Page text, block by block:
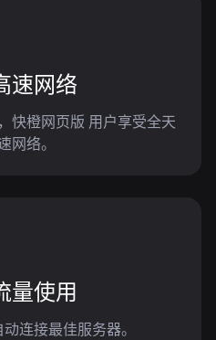
速网络
快橙网页版 用户享受全天
网络。
量使用
连接最佳服务器。